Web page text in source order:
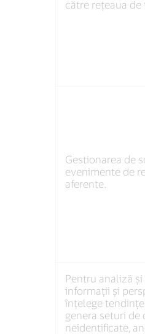
către rețeaua de
Gestionarea de
evenimente de
aferente.
Pentru analiză
informații și
înțelege
genera seturi de
neidentificate,